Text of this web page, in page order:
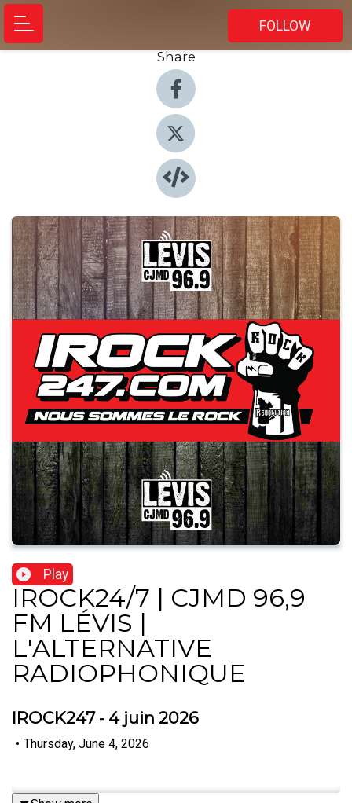
FOLLOW
Share
Play
IROCK24/7 | CJMD 96,9
FM LÉVIS |
L'ALTERNATIVE
RADIOPHONIQUE
IROCK247 - 4 juin 2026
• Thursday, June 4, 2026